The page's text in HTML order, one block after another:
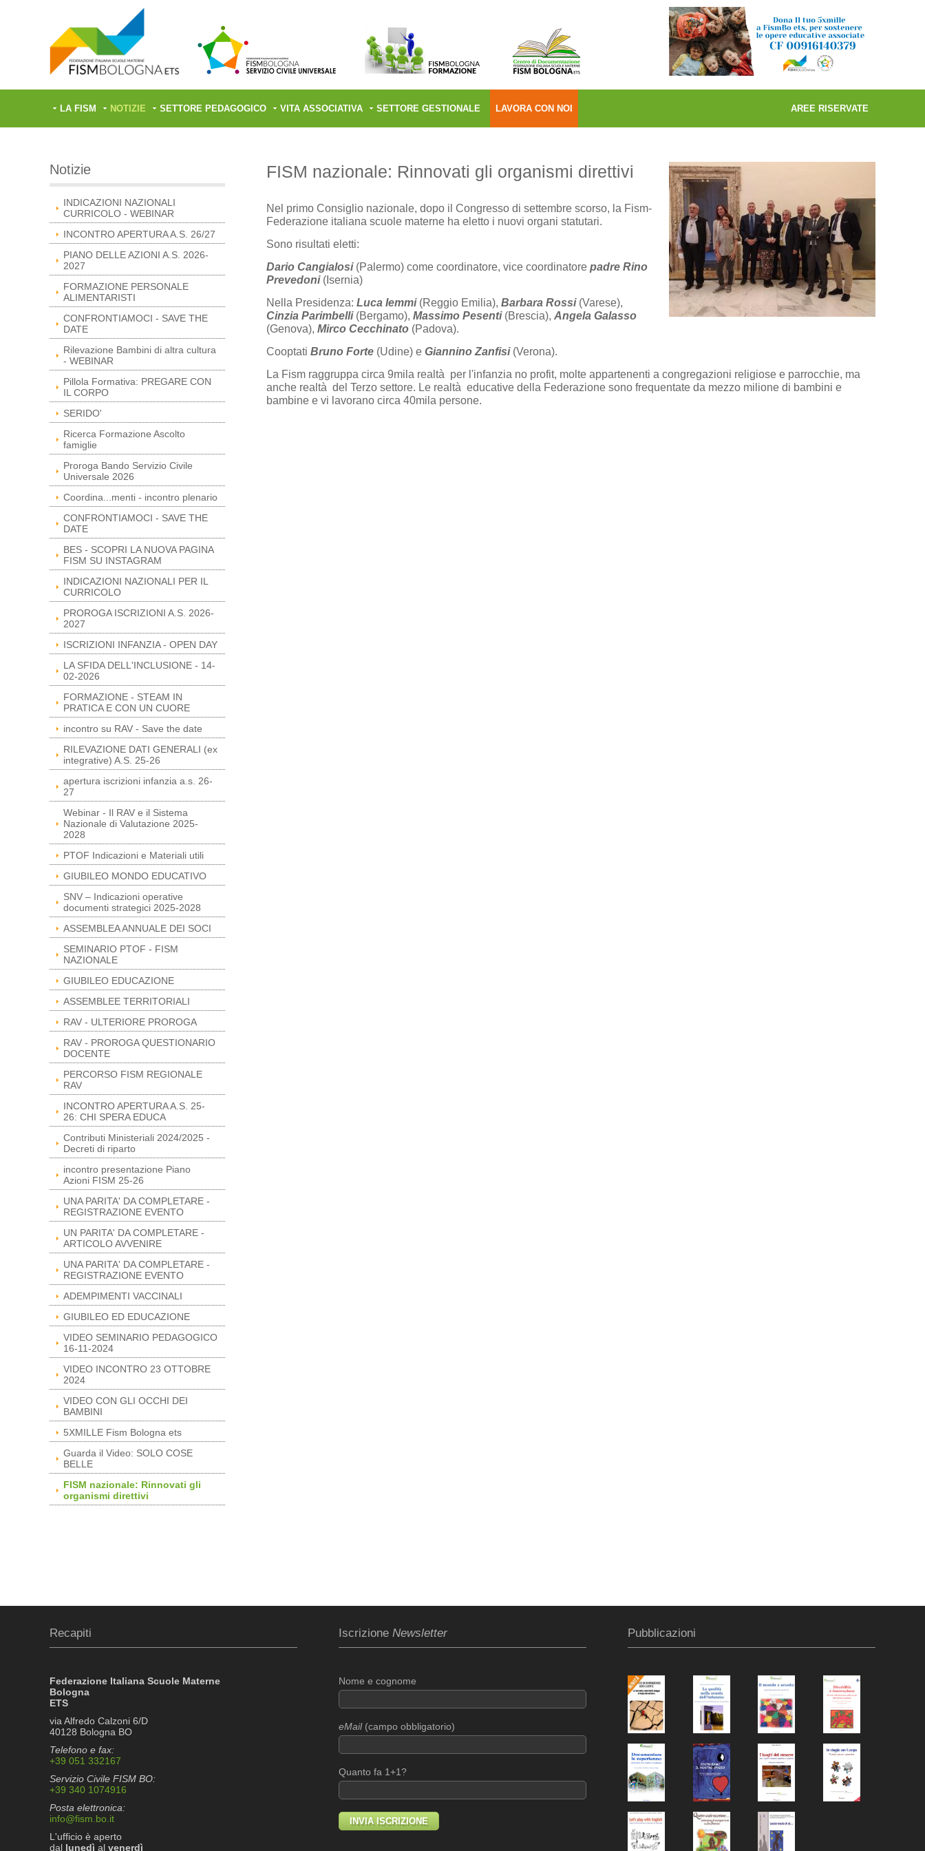
LA FISM NOTIZIE SETTORE PEDAGOGICO VITA ASSOCIATIVA SETTORE GESTIONALE LAVORA CON NOI AREE RISERVATE
Notizie
INDICAZIONI NAZIONALI
CURRICOLO - WEBINAR
INCONTRO APERTURA A.S. 26/27
PIANO DELLE AZIONI A.S. 2026-
2027
FORMAZIONE PERSONALE
ALIMENTARISTI
CONFRONTIAMOCI - SAVE THE
DATE
Rilevazione Bambini di altra cultura
- WEBINAR
Pillola Formativa: PREGARE CON
IL CORPO
SERIDO'
Ricerca Formazione Ascolto
famiglie
Proroga Bando Servizio Civile
Universale 2026
Coordina...menti - incontro plenario
CONFRONTIAMOCI - SAVE THE
DATE
BES - SCOPRI LA NUOVA PAGINA
FISM SU INSTAGRAM
INDICAZIONI NAZIONALI PER IL
CURRICOLO
PROROGA ISCRIZIONI A.S. 2026-
2027
ISCRIZIONI INFANZIA - OPEN DAY
LA SFIDA DELL'INCLUSIONE - 14-
02-2026
FORMAZIONE - STEAM IN
PRATICA E CON UN CUORE
incontro su RAV - Save the date
RILEVAZIONE DATI GENERALI (ex
integrative) A.S. 25-26
apertura iscrizioni infanzia a.s. 26-
27
Webinar - Il RAV e il Sistema
Nazionale di Valutazione 2025-
2028
PTOF Indicazioni e Materiali utili
GIUBILEO MONDO EDUCATIVO
SNV – Indicazioni operative
documenti strategici 2025-2028
ASSEMBLEA ANNUALE DEI SOCI
SEMINARIO PTOF - FISM
NAZIONALE
GIUBILEO EDUCAZIONE
ASSEMBLEE TERRITORIALI
RAV - ULTERIORE PROROGA
RAV - PROROGA QUESTIONARIO
DOCENTE
PERCORSO FISM REGIONALE
RAV
INCONTRO APERTURA A.S. 25-
26: CHI SPERA EDUCA
Contributi Ministeriali 2024/2025 -
Decreti di riparto
incontro presentazione Piano
Azioni FISM 25-26
UNA PARITA' DA COMPLETARE -
REGISTRAZIONE EVENTO
UN PARITA' DA COMPLETARE -
ARTICOLO AVVENIRE
UNA PARITA' DA COMPLETARE -
REGISTRAZIONE EVENTO
ADEMPIMENTI VACCINALI
GIUBILEO ED EDUCAZIONE
VIDEO SEMINARIO PEDAGOGICO
16-11-2024
VIDEO INCONTRO 23 OTTOBRE
2024
VIDEO CON GLI OCCHI DEI
BAMBINI
5XMILLE Fism Bologna ets
Guarda il Video: SOLO COSE
BELLE
FISM nazionale: Rinnovati gli
organismi direttivi
FISM nazionale: Rinnovati gli organismi direttivi
Nel primo Consiglio nazionale, dopo il Congresso di settembre scorso, la Fism-
Federazione italiana scuole materne ha eletto i nuovi organi statutari.
Sono risultati eletti:
Dario Cangialosi(Palermo) come coordinatore, vice coordinatore padre Rino
Prevedoni(Isernia)
Nella Presidenza: Luca Iemmi(Reggio Emilia), Barbara Rossi(Varese),
Cinzia Parimbelli(Bergamo), Massimo Pesenti(Brescia), Angela Galasso
(Genova), Mirco Cecchinato (Padova).
Cooptati Bruno Forte (Udine) e Giannino Zanfisi(Verona).
La Fism raggruppa circa 9mila realtà per l'infanzia no profit, molte appartenenti a congregazioni religiose e parrocchie, ma
anche realtà del Terzo settore. Le realtà educative della Federazione sono frequentate da mezzo milione di bambini e
bambine e vi lavorano circa 40mila persone.
Recapiti
Federazione Italiana Scuole Materne
Bologna
ETS
via Alfredo Calzoni 6/D
40128 Bologna BO
Telefono e fax:
+39 051 332167
Servizio Civile FISM BO:
+39 340 1074916
Posta elettronica:
info@fism.bo.it
L'ufficio è aperto
dal lunedì al venerdì
Iscrizione Newsletter
Nome e cognome
eMail(campo obbligatorio)
Quanto fa 1+1?
Pubblicazioni